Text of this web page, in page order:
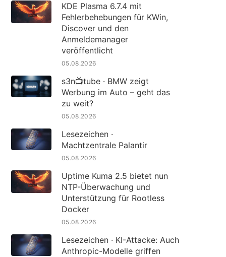
KDE Plasma 6.7.4 mit
Fehlerbehebungen für KWin,
Discover und den
Anmeldemanager
veröffentlicht
05.08.2026
s3n📺tube · BMW zeigt
Werbung im Auto – geht das
zu weit?
05.08.2026
Lesezeichen ·
Machtzentrale Palantir
05.08.2026
Uptime Kuma 2.5 bietet nun
NTP-Überwachung und
Unterstützung für Rootless
Docker
05.08.2026
Lesezeichen · KI-Attacke: Auch
Anthropic-Modelle griffen